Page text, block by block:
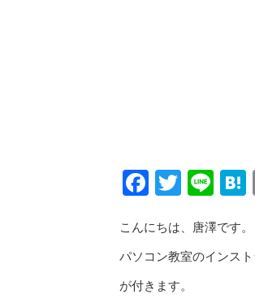
こんにちは、唐澤です。
パソコン教室のインス
が付きます。